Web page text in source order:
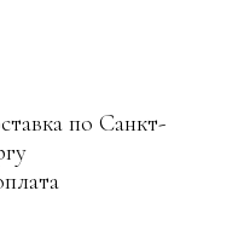
по Санкт-